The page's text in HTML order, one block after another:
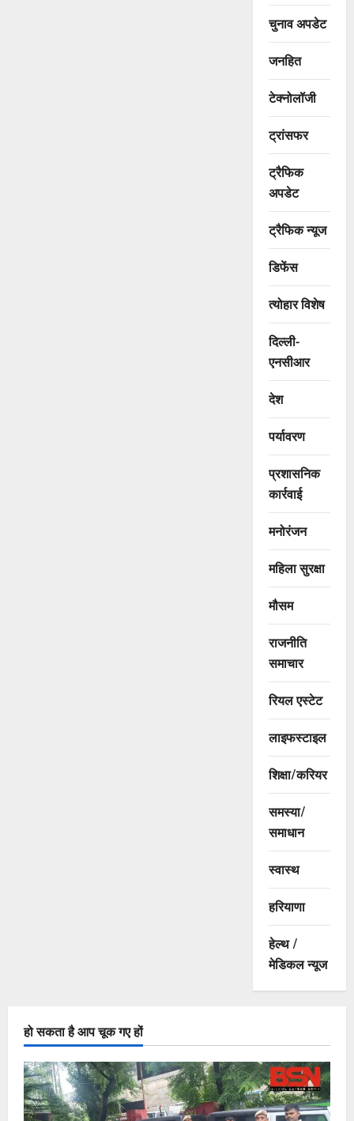
चुनाव अपडेट
जनहित
टेक्नोलॉजी
ट्रांसफर
ट्रैफिक
अपडेट
ट्रैफिक न्यूज
डिफेंस
त्योहार विशेष
दिल्ली-
एनसीआर
देश
पर्यावरण
प्रशासनिक
कार्रवाई
मनोरंजन
महिला सुरक्षा
मौसम
राजनीति
समाचार
रियल एस्टेट
लाइफस्टाइल
शिक्षा/करियर
समस्या/
समाधान
स्वास्थ
हरियाणा
हेल्थ /
मेडिकल न्यूज
हो सकता है आप चूक गए हों